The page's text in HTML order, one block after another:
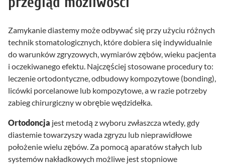
Zamykanie diastemy może odbywać się przy użyciu różnych
technik stomatologicznych, które dobiera się indywidualnie
do warunków zgryzowych, wymiarów zębów, wieku pacjenta
i oczekiwanego efektu. Najczęściej stosowane procedury to:
leczenie ortodontyczne, odbudowy kompozytowe (bonding),
licówki porcelanowe lub kompozytowe, a w razie potrzeby
zabieg chirurgiczny w obrębie wędzidełka.
Ortodoncja jest metodą z wyboru zwłaszcza wtedy, gdy
diastemie towarzyszy wada zgryzu lub nieprawidłowe
położenie wielu zębów. Za pomocą aparatów stałych lub
systemów nakładkowych możliwe jest stopniowe